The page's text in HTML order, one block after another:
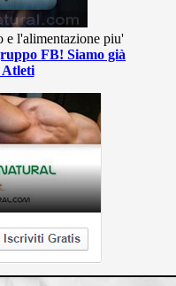
e l'alimentazione piu'
FB! Siamo già
Atleti